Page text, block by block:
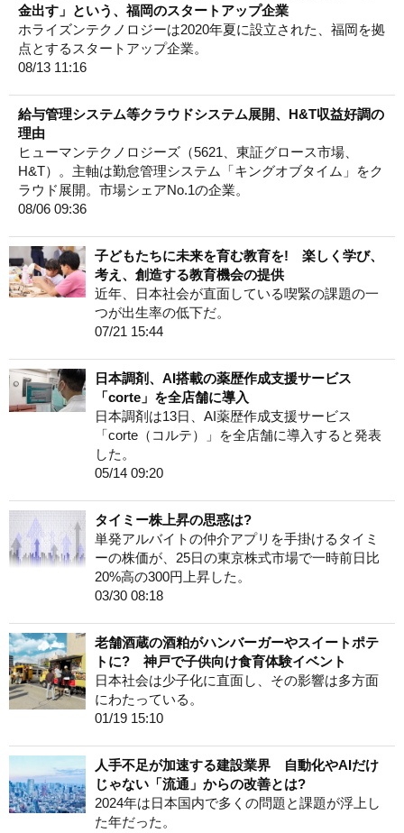
金出す」という、福岡のスタートアップ企業
ホライズンテクノロジーは2020年夏に設立された、福岡を拠
点とするスタートアップ企業。
08/13 11:16
給与管理システム等クラウドシステム展開、H&T収益好調の
理由
ヒューマンテクノロジーズ（5621、東証グロース市場、
H&T）。主軸は勤怠管理システム「キングオブタイム」をク
ラウド展開。市場シェアNo.1の企業。
08/06 09:36
子どもたちに未来を育む教育を! 楽しく学び、
考え、創造する教育機会の提供
近年、日本社会が直面している喫緊の課題の一
つが出生率の低下だ。
07/21 15:44
日本調剤、AI搭載の薬歴作成支援サービス
「corte」を全店舗に導入
日本調剤は13日、AI薬歴作成支援サービス
「corte（コルテ）」を全店舗に導入すると発表
した。
05/14 09:20
タイミー株上昇の思惑は?
単発アルバイトの仲介アプリを手掛けるタイミ
ーの株価が、25日の東京株式市場で一時前日比
20%高の300円上昇した。
03/30 08:18
老舗酒蔵の酒粕がハンバーガーやスイートポテ
トに? 神戸で子供向け食育体験イベント
日本社会は少子化に直面し、その影響は多方面
にわたっている。
01/19 15:10
人手不足が加速する建設業界 自動化やAIだけ
じゃない「流通」からの改善とは?
2024年は日本国内で多くの問題と課題が浮上し
た年だった。